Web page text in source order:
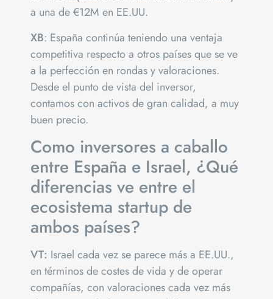
a una de €12M en EE.UU.
XB: España continúa teniendo una ventaja
competitiva respecto a otros países que se ve
a la perfección en rondas y valoraciones.
Desde el punto de vista del inversor,
contamos con activos de gran calidad, a muy
buen precio.
Como inversores a caballo
entre España e Israel, ¿Qué
diferencias ve entre el
ecosistema startup de
ambos países?
VT: Israel cada vez se parece más a EE.UU.,
en términos de costes de vida y de operar
compañías, con valoraciones cada vez más